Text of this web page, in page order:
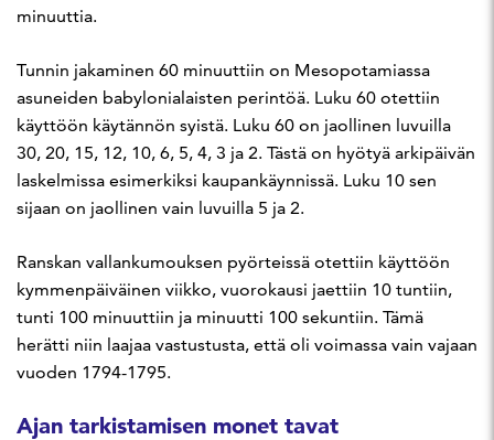
minuuttia.
Tunnin jakaminen 60 minuuttiin on Mesopotamiassa
asuneiden babylonialaisten perintöä. Luku 60 otettiin
käyttöön käytännön syistä. Luku 60 on jaollinen luvuilla
30, 20, 15, 12, 10, 6, 5, 4, 3 ja 2. Tästä on hyötyä arkipäivän
laskelmissa esimerkiksi kaupankäynnissä. Luku 10 sen
sijaan on jaollinen vain luvuilla 5 ja 2.
Ranskan vallankumouksen pyörteissä otettiin käyttöön
kymmenpäiväinen viikko, vuorokausi jaettiin 10 tuntiin,
tunti 100 minuuttiin ja minuutti 100 sekuntiin. Tämä
herätti niin laajaa vastustusta, että oli voimassa vain vajaan
vuoden 1794-1795.
Ajan tarkistamisen monet tavat